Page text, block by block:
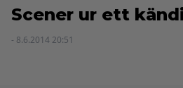
Scener ur ett
- 8.6.2014 20:51